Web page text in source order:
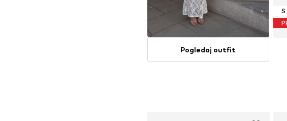
Pogledaj outfit